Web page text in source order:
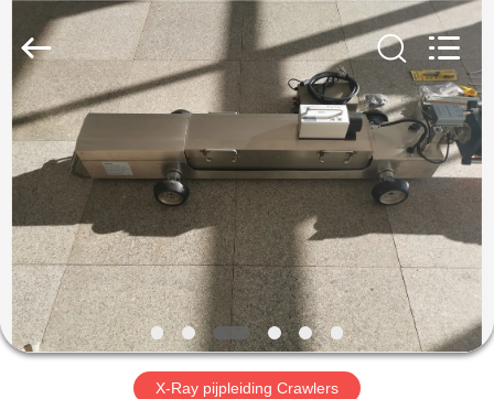
HUIS
PRODUCTEN
ONGEVEER
ONS
FABRIEKSREIS
GROUP
CORPORATION.
Rights
Reserved.
X-Ray pijpleiding Crawlers